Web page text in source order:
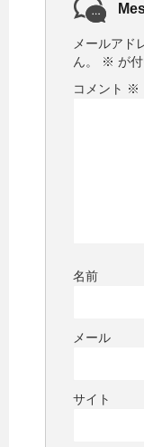
メールアド
ん。
※ が
コメント ※
名前
メール
サイト